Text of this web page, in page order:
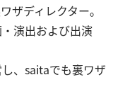
ザディレクター。
演出および出演
、saitaでも裏ワザ